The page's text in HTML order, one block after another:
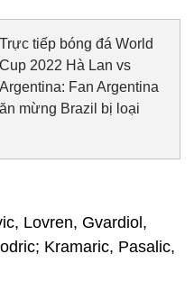
Trực tiếp bóng đá World
Cup 2022 Hà Lan vs
Argentina: Fan Argentina
ăn mừng Brazil bị loại
Lovren, Gvardiol,
Kramaric, Pasalic,